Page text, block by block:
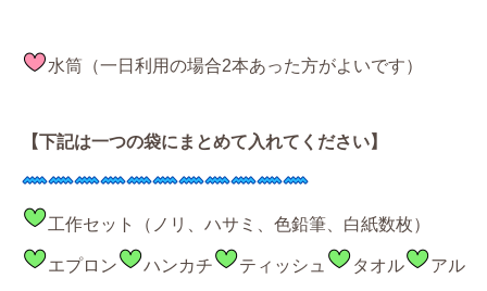
水筒（一日利用の場合2本あった方がよいです）
【下記は一つの袋にまとめて入れてください】
工作セット（ノリ、ハサミ、色鉛筆、白紙数枚）
エプロン ハンカチ ティッシュ タオル アル